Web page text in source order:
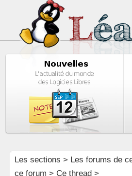
Les sections > Les forums de
ce forum > Ce thread >